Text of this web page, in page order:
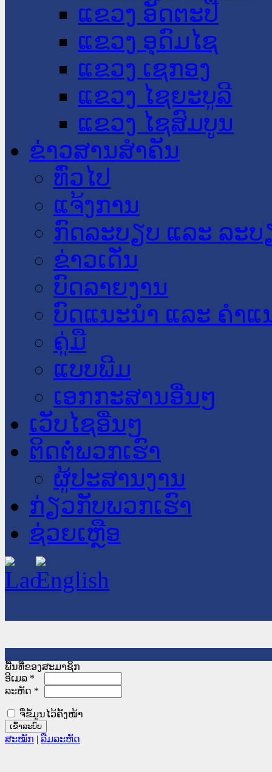
ແຂວງ ອັດຕະປື
ແຂວງ ອຸດົມໄຊ
ແຂວງ ເຊກອງ
ແຂວງ ໄຊຍະບູລີ
ແຂວງ ໄຊສົມບູນ
ຂ່າວສານສໍາຄັນ
​ທົ່ວ​ໄປ
ແຈ້ງການ
ກົດລະບຽບ ແລະ ລະບ
ຂ່າວເດັ່ນ
ບົດລາຍງານ
ບົດແນະນໍາ ແລະ ຄໍາແ
ຄູ່ມື
ແບບພີມ
ເອກກະສານອື່ນໆ
ເວັບໄຊອື່ນໆ
ຕິດຕໍ່ພວກເຮົາ
ຜູ້ປະສານງານ
ກ່ຽວກັບພວກເຮົາ
ຊ່ວຍເຫຼືອ
ພື້ນທີ່ຂອງສະມາຊິກ
ອີເມລ *
ລະຫັດ *
ຈື່ຂໍ້ມູນໄວ້ຄັ້ງໜ້າ
ສະໝັກ | ລືມລະຫັດ